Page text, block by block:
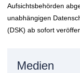
Aufsichtsbehörden
unabhängigen
(DSK) ab sofort
Medien